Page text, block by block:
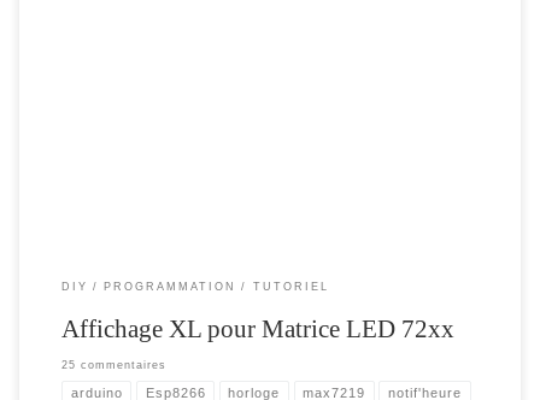
DIY PROGRAMMATION TUTORIEL
Affichage XL pour Matrice LED 72xx
25 commentaires
arduino Esp8266 horloge max7219 notif'heure